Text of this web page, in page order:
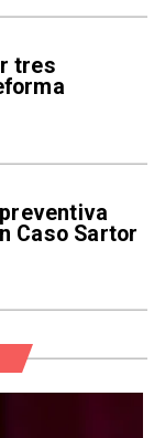
tres
Caso Sartor